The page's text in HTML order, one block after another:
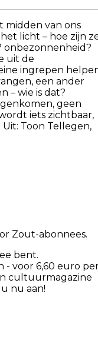
midden van ons
licht – hoe zijn
onbezonnenheid?
uit de
ingrepen
een ander
– wie is dat?
geen
iets zichtbaar,
Uit: Toon Tellegen,
Zout-abonnees.
bent.
- voor 6,60 euro
cultuurmagazine
nu aan!